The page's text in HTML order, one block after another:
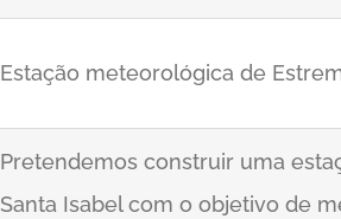
Estação meteorológica de
Pretendemos construir uma
Santa Isabel com o objetivo de